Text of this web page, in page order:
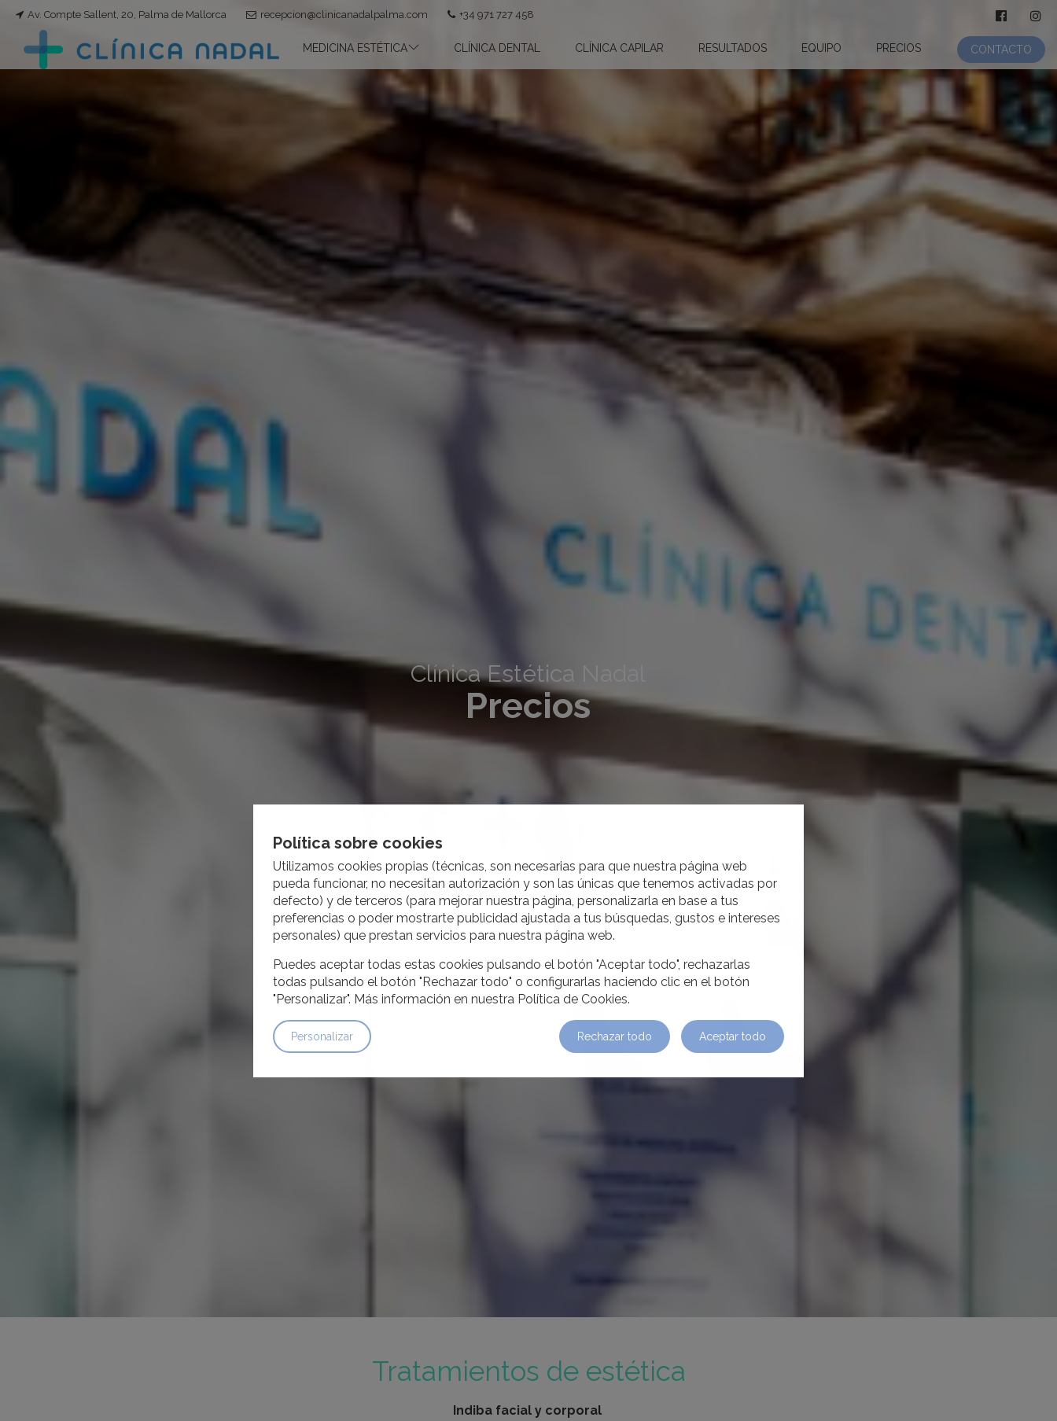
Av. Compte Sallent, 20, Palma de Mallorca recepcion@clinicanadalpalma.com +34 971 727 458
MEDICINA ESTÉTICA CLÍNICA DENTAL CLÍNICA CAPILAR RESULTADOS EQUIPO PRECIOS CONTACTO
Clínica Estética Nadal
Precios
Tratamientos de estética
Indiba facial y corporal
Política sobre cookies
Utilizamos cookies propias (técnicas, son necesarias para que nuestra página web
pueda funcionar, no necesitan autorización y son las únicas que tenemos activadas por
defecto) y de terceros (para mejorar nuestra página, personalizarla en base a tus
preferencias o poder mostrarte publicidad ajustada a tus búsquedas, gustos e intereses
personales) que prestan servicios para nuestra página web.
Puedes aceptar todas estas cookies pulsando el botón "Aceptar todo", rechazarlas
todas pulsando el botón "Rechazar todo" o configurarlas haciendo clic en el botón
"Personalizar". Más información en nuestra Política de Cookies.
Personalizar Rechazar todo Aceptar todo